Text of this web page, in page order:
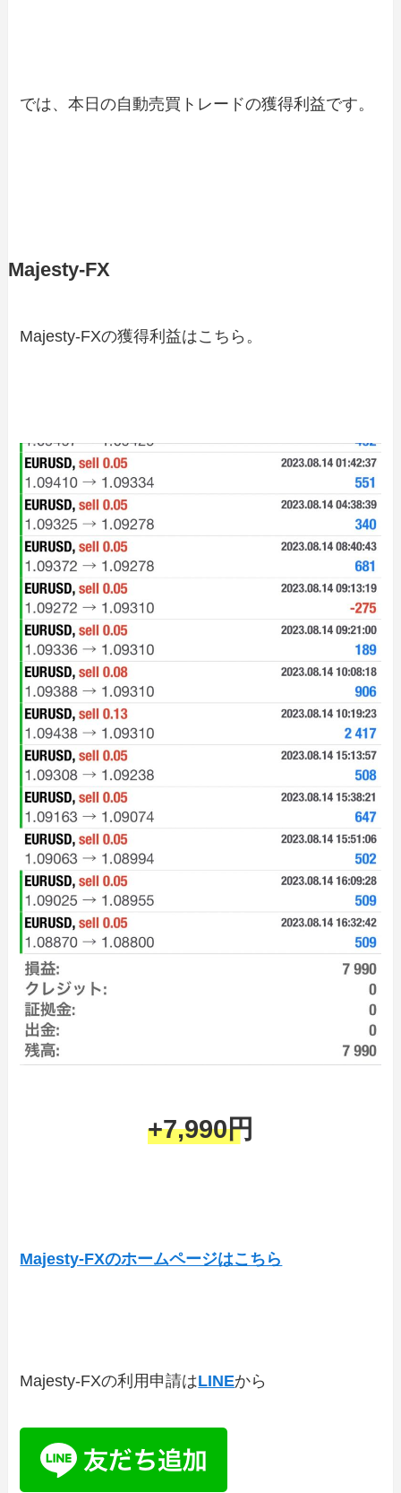
では、本日の自動売買トレードの獲得利益です。
Majesty-FX
Majesty-FXの獲得利益はこちら。
+7,990円
Majesty-FXのホームページはこちら
Majesty-FXの利用申請はLINEから